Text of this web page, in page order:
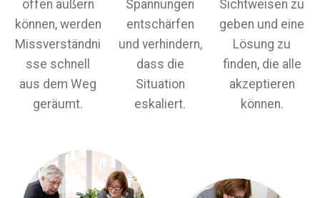
offen äußern
können, werden
Missverständni
sse schnell
aus dem Weg
geräumt.
Spannungen
entschärfen
und verhindern,
dass die
Situation
eskaliert.
Sichtweisen zu
geben und eine
Lösung zu
finden, die alle
akzeptieren
können.